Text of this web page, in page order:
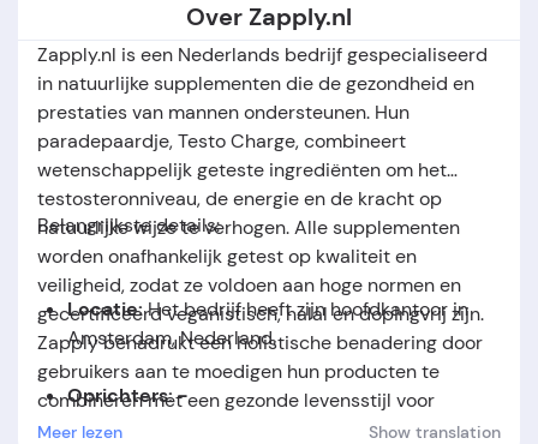
Over Zapply.nl
Zapply.nl is een Nederlands bedrijf gespecialiseerd
in natuurlijke supplementen die de gezondheid en
prestaties van mannen ondersteunen. Hun
paradepaardje, Testo Charge, combineert
wetenschappelijk geteste ingrediënten om het
testosteronniveau, de energie en de kracht op
natuurlijke wijze te verhogen. Alle supplementen
worden onafhankelijk getest op kwaliteit en
veiligheid, zodat ze voldoen aan hoge normen en
gecertificeerd veganistisch, halal en dopingvrij zijn.
Zapply benadrukt een holistische benadering door
gebruikers aan te moedigen hun producten te
combineren met een gezonde levensstijl voor
optimale resultaten. Met een snelle levering en een
Belangrijkste details:
Locatie:Het bedrijf heeft zijn hoofdkantoor in
Amsterdam, Nederland.
Oprichters: -
Meer lezen Show translation